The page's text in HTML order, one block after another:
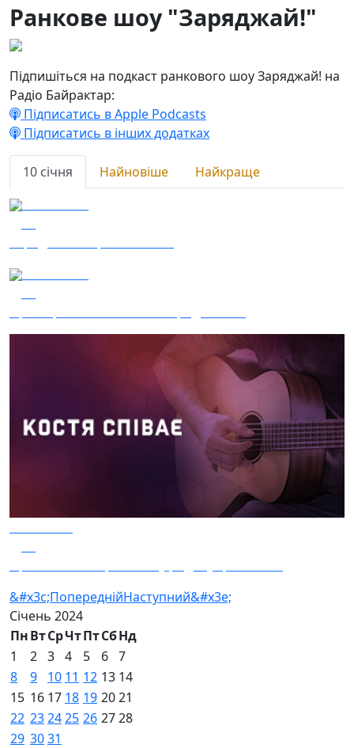
Ранкове шоу "Заряджай!"
Підпишіться на подкаст ранкового шоу Заряджай! на
Радіо Байрактар:
Підписатись в Apple Podcasts
Підписатись в інших додатках
10 січня Найновіше
Найкраще
&#x3c;ПопереднійНаступний&#x3e;
Січень 2024
ПнВтСрЧтПтСбНд
1
2 3 4 5 6 7
8
9 10 11 12 13 14
15 16 17 18 19 2021
22 232425 26 2728
29 3031